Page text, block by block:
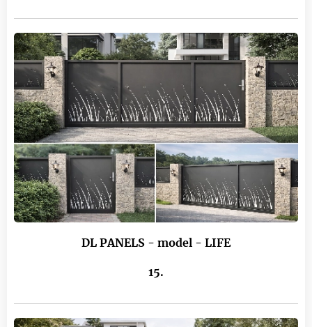
DL PANELS - model - LIFE
15.